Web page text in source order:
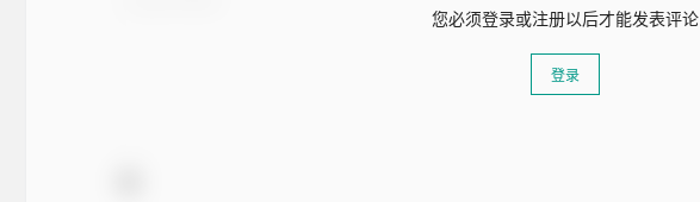
您必须登录或注册以后才能发表评论
登录